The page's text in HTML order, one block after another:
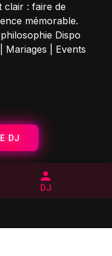
clair : faire de
mémorable.
Dispo
Mariages | Events
DJ
DJ